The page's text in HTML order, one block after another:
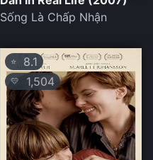
Sống Là Chấp Nhận
⭐ 8.1
💛 1,504